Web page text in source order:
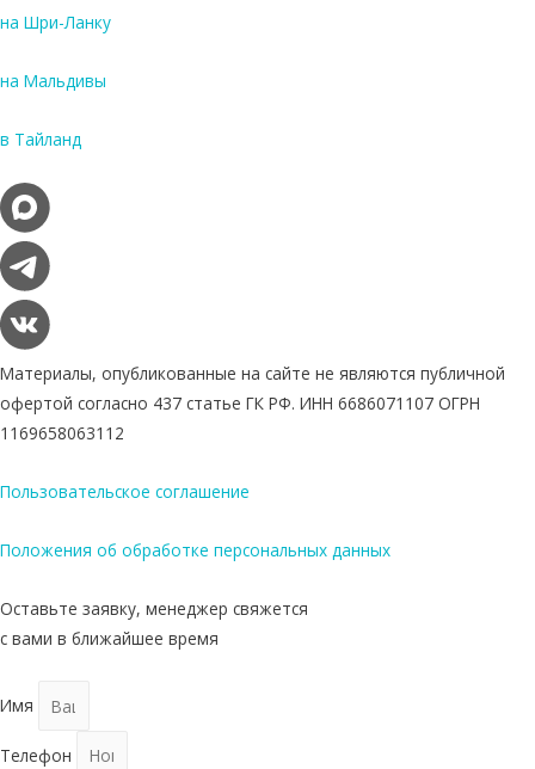
на Шри-Ланку
на Мальдивы
в Тайланд
Материалы, опубликованные на сайте не являются публичной
офертой согласно 437 статье ГК РФ. ИНН 6686071107 ОГРН
1169658063112
Пользовательское соглашение
Положения об обработке персональных данных
Оставьте заявку, менеджер свяжется
с вами в ближайшее время
Имя
Телефон